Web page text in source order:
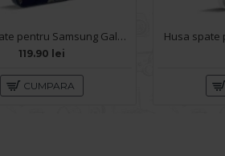
Husa spate pentru Samsung Galaxy A34 5G- Happy case
119.90 lei
CUMPARA